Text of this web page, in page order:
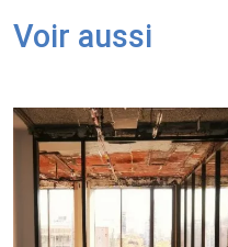
Voir aussi